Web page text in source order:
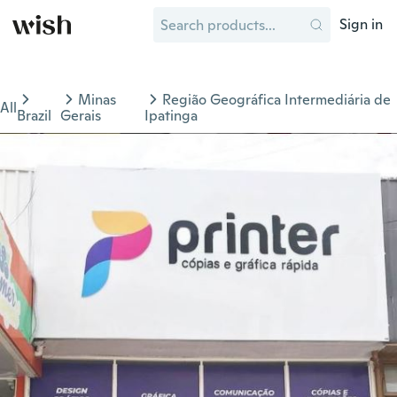
Sign in
AllBrazil
Minas
Gerais
Região Geográfica Intermediária de
Ipatinga